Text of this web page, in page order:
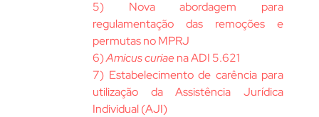
5) Nova abordagem para
regulamentação das remoções e
permutas no MPRJ
6)Amicus curiaena ADI 5.621
7) Estabelecimento de carência para
utilização da Assistência Jurídica
Individual (AJI)